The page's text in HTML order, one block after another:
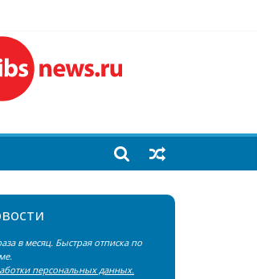
в месяц. Быстрая отписка по
персональных данных.